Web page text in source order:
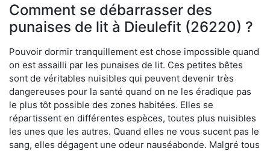
Comment se débarrasser des
punaises de lit à Dieulefit (26220) ?
Pouvoir dormir tranquillement est chose impossible quand
on est assailli par les punaises de lit. Ces petites bêtes
sont de véritables nuisibles qui peuvent devenir très
dangereuses pour la santé quand on ne les éradique pas
le plus tôt possible des zones habitées. Elles se
répartissent en différentes espèces, toutes plus nuisibles
les unes que les autres. Quand elles ne vous sucent pas le
sang, elles dégagent une odeur nauséabonde. Malgré tous